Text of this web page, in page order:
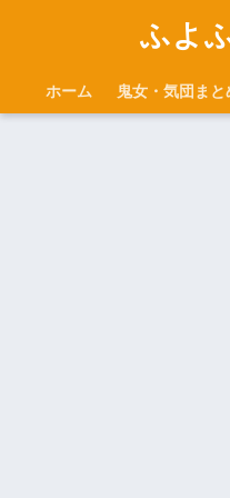
ふよ
ホーム 鬼女・気団ま